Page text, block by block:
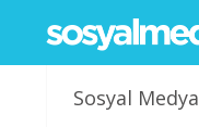
Sosyal Medya